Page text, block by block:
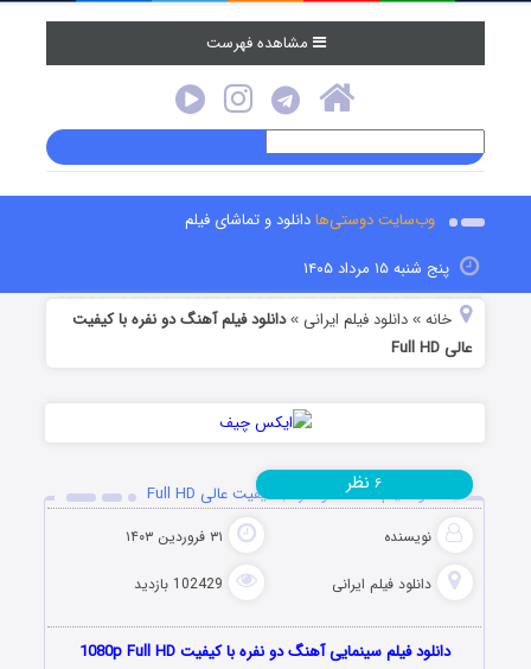
مشاهده فهرست
وب‌سایت دوستی‌هادانلود و تماشای فیلم
پنج شنبه ۱۵ مرداد ۱۴۰۵
خانه »دانلود فیلم‌ ایرانی »دانلود فیلم آهنگ دو نفره با کیفیت
عالی Full HD
دانلود فیلم آهنگ دو نفره با کیفیت عالی Full HD
نویسنده ۳۱ فروردین ۱۴۰۳
دانلود فیلم‌ ایرانی 102429 بازدید
۶ نظر
دانلود فیلم سینمایی آهنگ دو نفره با کیفیت 1080p Full HD